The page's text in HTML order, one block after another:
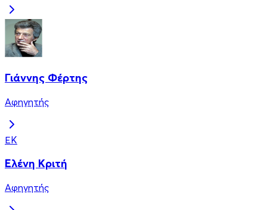
Γιάννης Φέρτης
Αφηγητής
ΕΚ
Ελένη Κριτή
Αφηγητής